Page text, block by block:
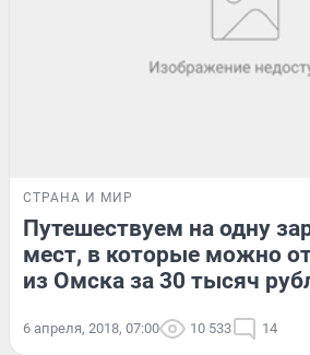
СТРАНА И МИР
Путешествуем на одну
мест, в которые можно
из Омска за 30 тысяч
6 апреля, 2018, 07:00 10 533 14